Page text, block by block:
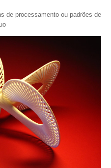
de processamento ou padrões de